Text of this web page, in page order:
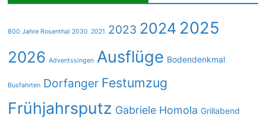
800 Jahre Rosenthal 2030 2021 2023 2024 2025
2026 Adventssingen Ausflüge Bodendenkmal
Busfahrten Dorfanger Festumzug
Frühjahrsputz Gabriele Homola Grillabend